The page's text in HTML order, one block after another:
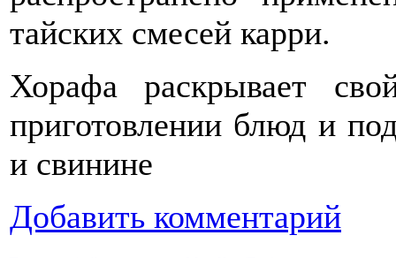
тайских смесей карри.
Хорафа раскрывает
приготовлении блюд и
и свинине
Добавить комментарий